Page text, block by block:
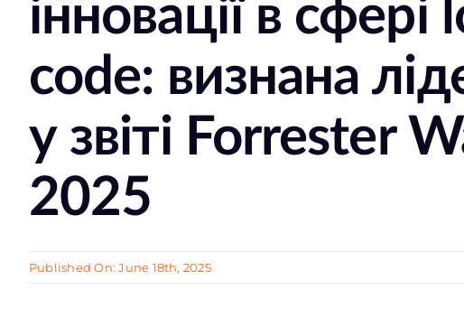
інновації в сфері
code: визнана
у звіті Forrester
2025
Published On: June 18th, 2025